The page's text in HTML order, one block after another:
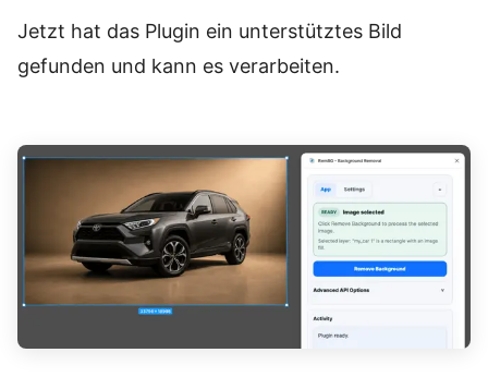
Jetzt hat das Plugin ein unterstütztes Bild
gefunden und kann es verarbeiten.